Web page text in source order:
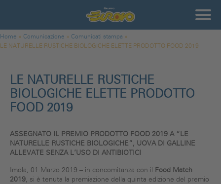
Tu sei qui
Home » Comunicazione » Comunicati stampa »
LE NATURELLE RUSTICHE BIOLOGICHE ELETTE PRODOTTO FOOD 2019
LE NATURELLE RUSTICHE
BIOLOGICHE ELETTE PRODOTTO
FOOD 2019
ASSEGNATO IL PREMIO PRODOTTO FOOD 2019 A “LE
NATURELLE RUSTICHE BIOLOGICHE”, UOVA DI GALLINE
ALLEVATE SENZA L’USO DI ANTIBIOTICI
Imola, 01 Marzo 2019 – in concomitanza con il Food Match
2019, si è tenuta la premiazione della quinta edizione del premio